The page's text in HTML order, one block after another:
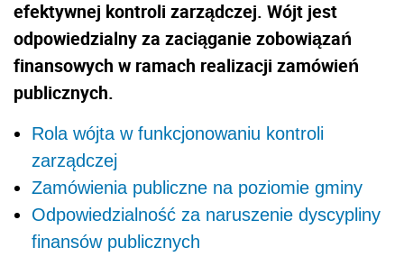
efektywnej kontroli zarządczej. Wójt jest
odpowiedzialny za zaciąganie zobowiązań
finansowych w ramach realizacji zamówień
publicznych.
Rola wójta w funkcjonowaniu kontroli
zarządczej
Zamówienia publiczne na poziomie gminy
Odpowiedzialność za naruszenie dyscypliny
finansów publicznych